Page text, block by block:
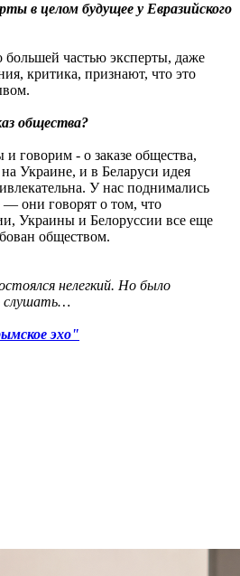
в целом будущее у Евразийского
частью эксперты, даже
критика, признают, что это
общества?
говорим - о заказе общества,
Украине, и в Беларуси идея
У нас поднимались
они говорят о том, что
Украины и Белоруссии все еще
обществом.
нелегкий. Но было
слушать…
эхо"